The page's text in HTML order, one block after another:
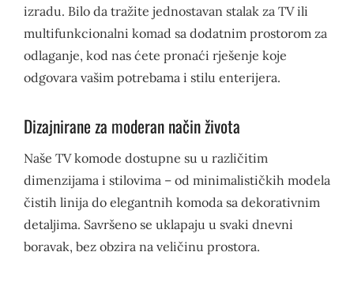
izradu. Bilo da tražite jednostavan stalak za TV ili
multifunkcionalni komad sa dodatnim prostorom za
odlaganje, kod nas ćete pronaći rješenje koje
odgovara vašim potrebama i stilu enterijera.
Dizajnirane za moderan način života
Naše TV komode dostupne su u različitim
dimenzijama i stilovima – od minimalističkih modela
čistih linija do elegantnih komoda sa dekorativnim
detaljima. Savršeno se uklapaju u svaki dnevni
boravak, bez obzira na veličinu prostora.